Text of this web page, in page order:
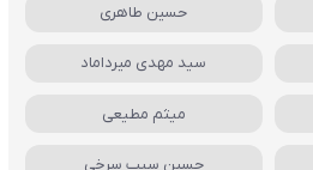
حسین طاهری
سید مهدی میرداماد
میثم مطیعی
حسین سیب سرخی